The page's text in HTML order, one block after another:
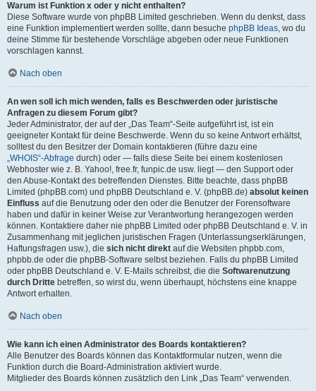
Warum ist Funktion x oder y nicht enthalten?
Diese Software wurde von phpBB Limited geschrieben. Wenn du denkst, dass
eine Funktion implementiert werden sollte, dann besuche phpBB Ideas, wo du
deine Stimme für bestehende Vorschläge abgeben oder neue Funktionen
vorschlagen kannst.
Nach oben
An wen soll ich mich wenden, falls es Beschwerden oder juristische
Anfragen zu diesem Forum gibt?
Jeder Administrator, der auf der „Das Team“-Seite aufgeführt ist, ist ein
geeigneter Kontakt für deine Beschwerde. Wenn du so keine Antwort erhältst,
solltest du den Besitzer der Domain kontaktieren (führe dazu eine
„WHOIS“-Abfrage durch) oder — falls diese Seite bei einem kostenlosen
Webhoster wie z. B. Yahoo!, free.fr, funpic.de usw. liegt — den Support oder
den Abuse-Kontakt des betreffenden Dienstes. Bitte beachte, dass phpBB
Limited (phpBB.com) und phpBB Deutschland e. V. (phpBB.de) absolut keinen
Einfluss auf die Benutzung oder den oder die Benutzer der Forensoftware
haben und dafür in keiner Weise zur Verantwortung herangezogen werden
können. Kontaktiere daher nie phpBB Limited oder phpBB Deutschland e. V. in
Zusammenhang mit jeglichen juristischen Fragen (Unterlassungserklärungen,
Haftungsfragen usw.), die sich nicht direkt auf die Websiten phpbb.com,
phpbb.de oder die phpBB-Software selbst beziehen. Falls du phpBB Limited
oder phpBB Deutschland e. V. E-Mails schreibst, die die Softwarenutzung
durch Dritte betreffen, so wirst du, wenn überhaupt, höchstens eine knappe
Antwort erhalten.
Nach oben
Wie kann ich einen Administrator des Boards kontaktieren?
Alle Benutzer des Boards können das Kontaktformular nutzen, wenn die
Funktion durch die Board-Administration aktiviert wurde.
Mitglieder des Boards können zusätzlich den Link „Das Team“ verwenden.